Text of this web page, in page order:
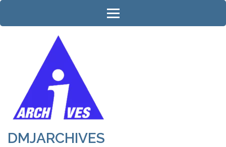
Aller
contenu
DMJARCHIVES